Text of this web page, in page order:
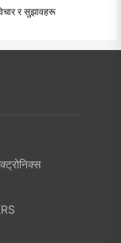
र सुझावहरू